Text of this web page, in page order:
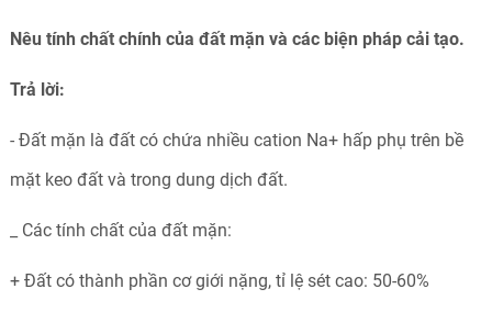
Nêu tính chất chính của đất mặn và các biện pháp cải tạo.
Trả lời:
- Đất mặn là đất có chứa nhiều cation Na+ hấp phụ trên bề
mặt keo đất và trong dung dịch đất.
_ Các tính chất của đất mặn:
+ Đất có thành phần cơ giới nặng, tỉ lệ sét cao: 50-60%